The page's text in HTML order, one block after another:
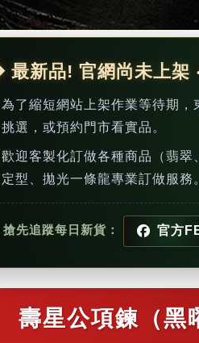
新品! 官網尚未上架
為了縮短網站上架作業等待期
挑選，或預約門市看實品。
歡迎客製化訂做各種商品（翡翠
定型、拋光一條龍專業訂做服務
搶先追蹤每日新貨： 官方
壽星公項鍊（黑